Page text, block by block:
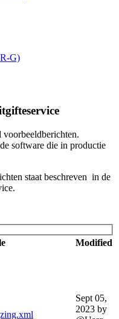
G)
voorbeeldberichten.
software die in productie
staat beschreven in de
Modified
Sept 05,
2023 by